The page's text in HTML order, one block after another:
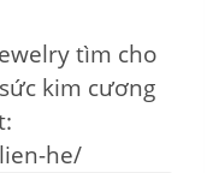
tìm cho
kim cương
he/